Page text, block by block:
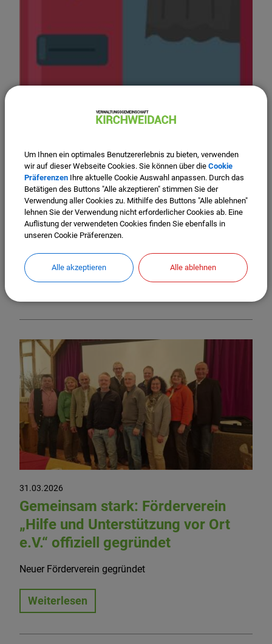
01.04.2026
Wichtige Information zum
Fotoautomaten im Rathaus
Fotoautomat steht nicht mehr zur Verfügung
Weiterlesen
31.03.2026
Gemeinsam stark: Förderverein
„Hilfe und Unterstützung vor Ort
e.V.“ offiziell gegründet
Neuer Förderverein gegründet
Weiterlesen
Um Ihnen ein optimales Benutzererlebnis zu bieten, verwenden
wir auf dieser Webseite Cookies. Sie können über die Cookie
Präferenzen Ihre aktuelle Cookie Auswahl anpassen. Durch das
Betätigen des Buttons "Alle akzeptieren" stimmen Sie der
Verwendung aller Cookies zu. Mithilfe des Buttons "Alle ablehnen"
lehnen Sie der Verwendung nicht erforderlicher Cookies ab. Eine
Auflistung der verwendeten Cookies finden Sie ebenfalls in
unseren Cookie Präferenzen.
Alle akzeptieren Alle ablehnen